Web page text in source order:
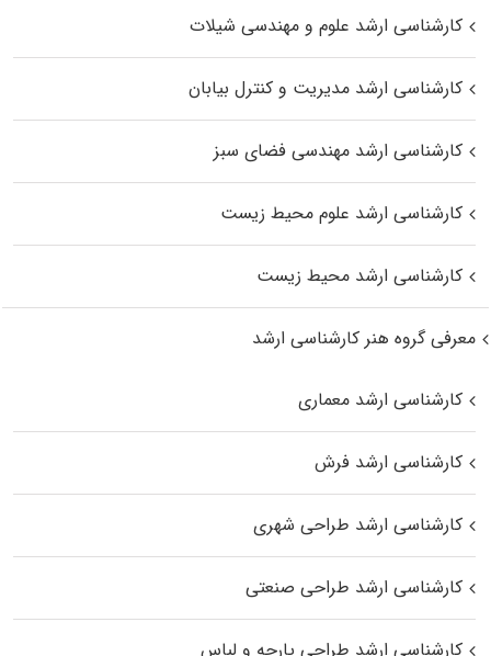
کارشناسی ارشد علوم و مهندسی شیلات
کارشناسی ارشد مدیریت و کنترل بیابان
کارشناسی ارشد مهندسی فضای سبز
کارشناسی ارشد علوم محیط‌ زیست
کارشناسی ارشد محیط زیست
معرفی گروه هنر کارشناسی ارشد
کارشناسی ارشد معماری
کارشناسی ارشد فرش
کارشناسی ارشد طراحی شهری
کارشناسی ارشد طراحی صنعتی
کارشناسی ارشد طراحی پارچه و لباس